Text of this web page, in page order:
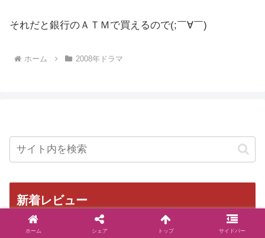
それだと銀行のＡＴＭで買えるので(;￣∀￣)ゞ
ホーム 2008年ドラマ
新着レビュー
【2026年1月期クールドラマ】ライン
ホーム シェア トップ サイドバー